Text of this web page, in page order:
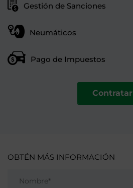
Gestión de Sanciones
Neumáticos
Pago de Impuestos
Contratar
OBTÉN MÁS INFORMACIÓN